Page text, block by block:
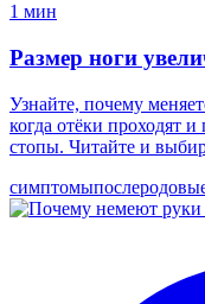
1 мин
Размер ноги
Узнайте, почему
когда отёки проходят
стопы. Читайте и
симптомы